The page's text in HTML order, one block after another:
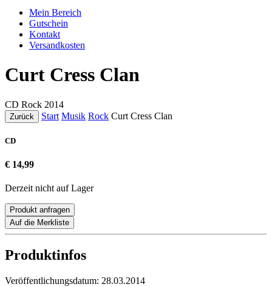
Mein Bereich
Gutschein
Kontakt
Versandkosten
Curt Cress Clan
CD Rock 2014
Zurück Start Musik Rock Curt Cress Clan
CD
€ 14,99
Derzeit nicht auf Lager
Produkt anfragen
Auf die Merkliste
Produktinfos
Veröffentlichungsdatum: 28.03.2014